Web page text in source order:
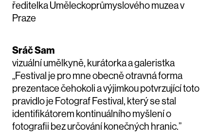
ředitelka Uměleckoprůmyslového muzea v
Praze
Sráč Sam
vizuální umělkyně, kurátorka a galeristka
„Festival je pro mne obecně otravná forma
prezentace čehokoli a výjimkou potvrzující toto
pravidlo je Fotograf Festival, který se stal
identifikátorem kontinuálního myšlení o
fotografii bez určování konečných hranic.”